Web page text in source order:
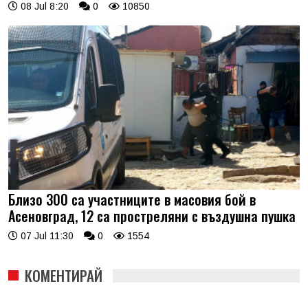
08 Jul 8:20 0 10850
Близо 300 са участниците в масовия бой в
Асеновград, 12 са простреляни с въздушна пушка
07 Jul 11:30 0 1554
КОМЕНТИРАЙ